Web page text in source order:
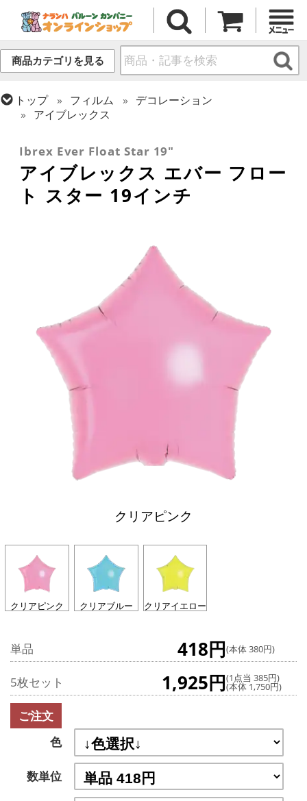
商品カテゴリを見る
トップ フィルム
デコレーション
アイブレックス
無地フィルム(ヘリウム対応)
Ibrex Ever Float Star 19"
アイブレックス エバー フロー
ト スター 19インチ
クリアピンク
クリアピンク クリアブルー クリアイエロー
単品 418円(本体 380円)
5枚セット 1,925円(1点当 385円)
(本体 1,750円)
ご注文
色
数単位